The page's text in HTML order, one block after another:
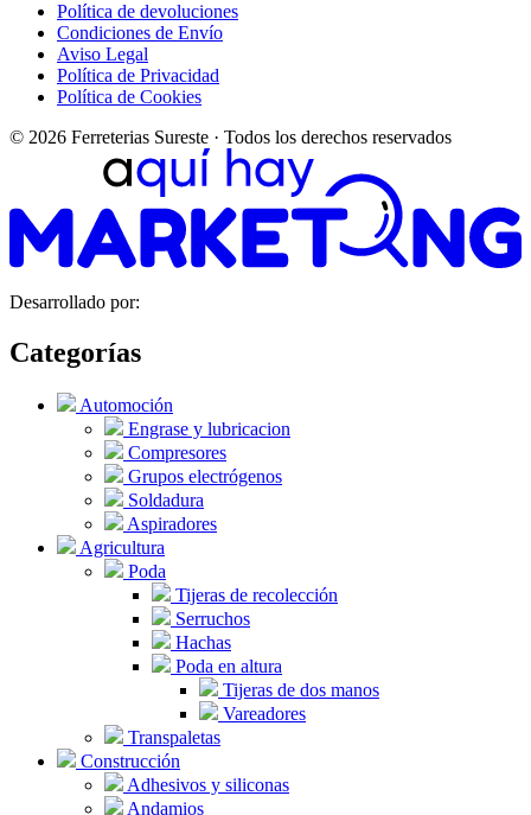
Política de devoluciones
Condiciones de Envío
Aviso Legal
Política de Privacidad
Política de Cookies
© 2026 Ferreterias Sureste · Todos los derechos reservados
Desarrollado por:
Categorías
Automoción
Engrase y lubricacion
Compresores
Grupos electrógenos
Soldadura
Aspiradores
Agricultura
Poda
Tijeras de recolección
Serruchos
Hachas
Poda en altura
Tijeras de dos manos
Vareadores
Transpaletas
Construcción
Adhesivos y siliconas
Andamios